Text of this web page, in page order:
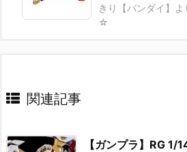
きり【バンダイ】
☆
関連記事
【ガンプラ】RG 1/